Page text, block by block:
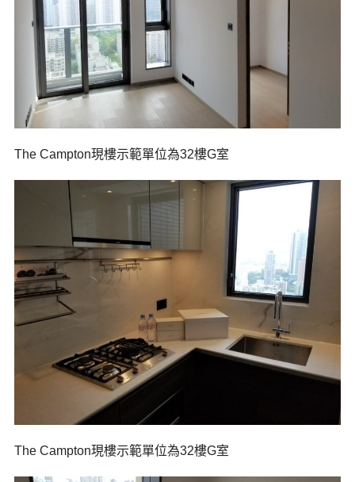
The Campton現樓示範單位為32樓G室
The Campton現樓示範單位為32樓G室